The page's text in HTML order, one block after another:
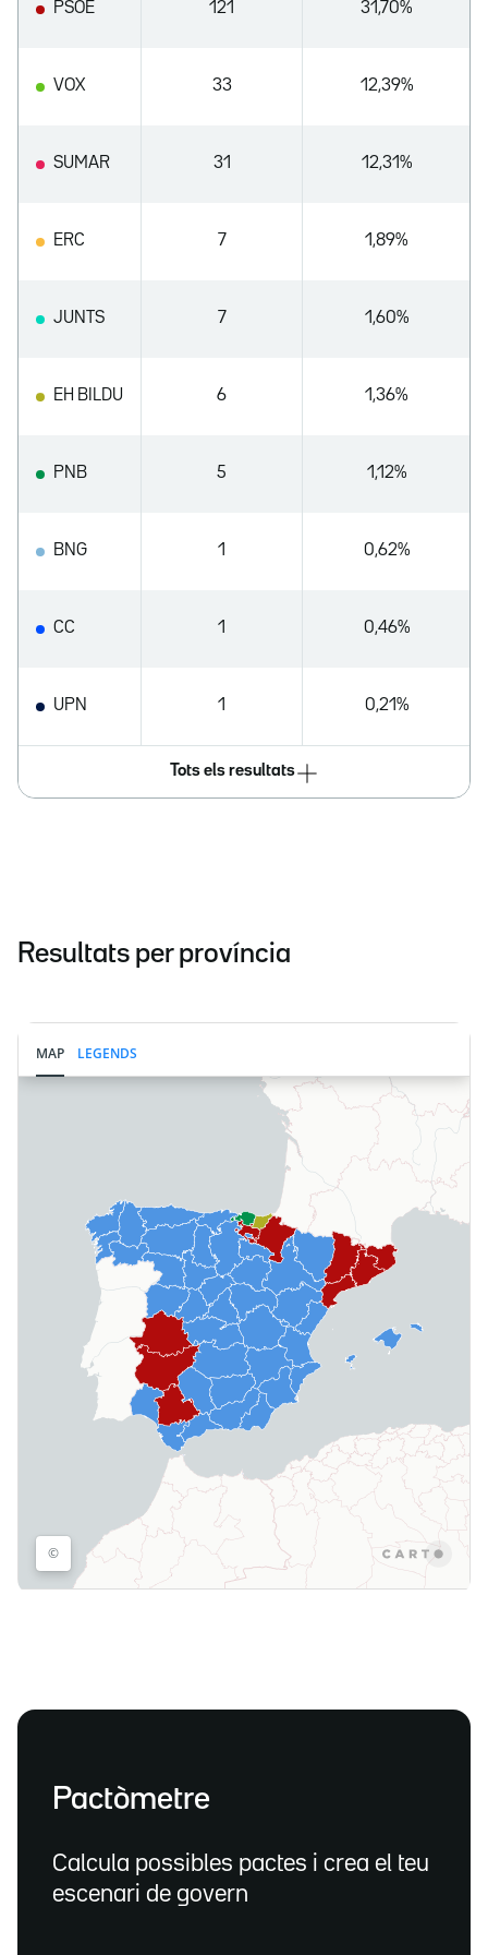
PSOE 121 31,70%
VOX 33 12,39%
SUMAR 31 12,31%
ERC 7 1,89%
JUNTS 7 1,60%
EH BILDU 6 1,36%
PNB 5 1,12%
BNG 1 0,62%
CC 1 0,46%
UPN 1 0,21%
Tots els resultats
Resultats per província
Pactòmetre
Calcula possibles pactes i crea el teu
escenari de govern